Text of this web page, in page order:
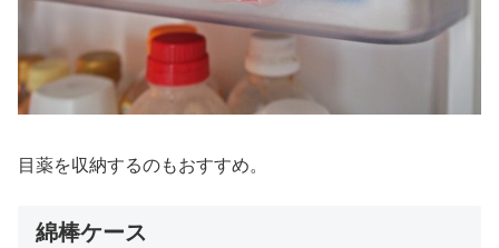
目薬を収納するのもおすすめ。
綿棒ケース